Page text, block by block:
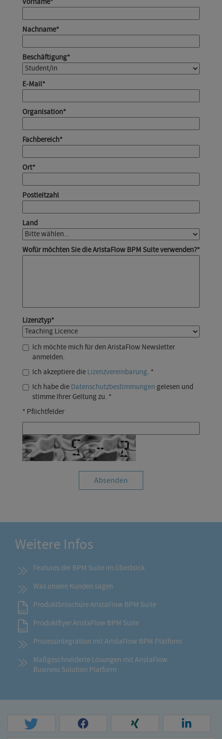
Vorname*
Nachname*
Beschäftigung*
E-Mail*
Organisation*
Fachbereich*
Ort*
Postleitzahl
Land
Wofür möchten Sie die AristaFlow BPM Suite verwenden?*
Lizenztyp*
Ich möchte mich für den AristaFlow Newsletter
anmelden.
Ich akzeptiere die Lizenzvereinbarung. *
Ich habe die Datenschutzbestimmungen gelesen und
stimme Ihrer Geltung zu. *
* Pflichtfelder
Weitere Infos
Features der BPM Suite im Überblick
Was unsere Kunden sagen
Produktbroschüre AristaFlow BPM Suite
Produktflyer AristaFlow BPM Suite
Prozessintegration mit AristaFlow BPM Platform
Maßgeschneiderte Lösungen mit AristaFlow
Business Solution Platform